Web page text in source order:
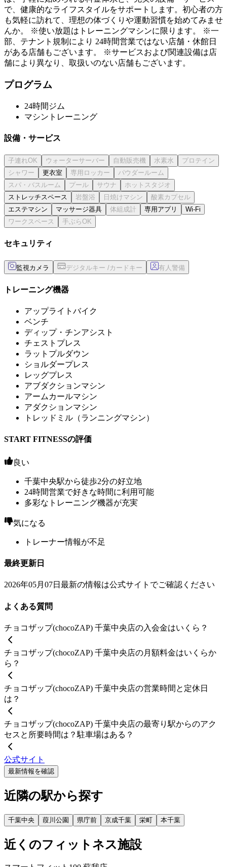
で、健康的なライフスタイルをサポートします。初心者の方
も気軽に訪れて、理想の体づくりや運動習慣を始めてみませ
んか。 ※使い放題はトレーニングマシンに限ります。 ※一
部、テナント規制により 24時間営業ではない店舗・休館日
がある店舗もございます。 ※サービスおよび関連設備は店
舗により異なり、取扱いのない店舗もございます。
プログラム
24時間ジム
マシントレーニング
設備・サービス
更衣室
ストレッチスペース
エステマシン
マッサージ器具 専用アプリ Wi-Fi
セキュリティ
監視カメラ
トレーニング機器
アップライトバイク
ベンチ
ディップ・チンアシスト
チェストプレス
ラットプルダウン
ショルダープレス
レッグプレス
アブダクションマシン
アームカールマシン
アダクションマシン
トレッドミル（ランニングマシン）
START FITNESSの評価
良い
千葉中央駅から徒歩2分の好立地
24時間営業で好きな時間に利用可能
多彩なトレーニング機器が充実
気になる
トレーナー情報が不足
最終更新日
2026年05月07日 最新の情報は公式サイトでご確認ください
よくある質問
チョコザップ(chocoZAP) 千葉中央店の入会金はいくら？
チョコザップ(chocoZAP) 千葉中央店の月額料金はいくらか
ら？
チョコザップ(chocoZAP) 千葉中央店の営業時間と定休日
は？
チョコザップ(chocoZAP) 千葉中央店の最寄り駅からのアク
セスと所要時間は？駐車場はある？
公式サイト
最新情報を確認
近隣の駅から探す
千葉中央 葭川公園 県庁前 京成千葉 栄町 本千葉
近くのフィットネス施設